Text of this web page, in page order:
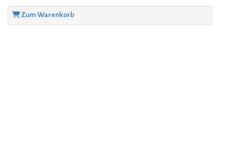
Zum Warenkorb